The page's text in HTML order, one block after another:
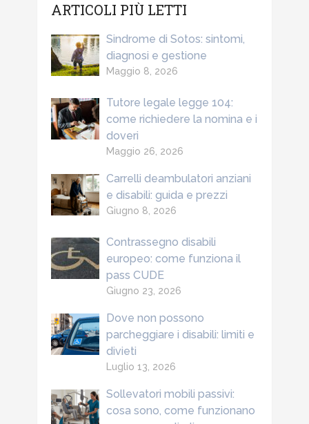
ARTICOLI PIÙ LETTI
Sindrome di Sotos: sintomi,
diagnosi e gestione
Maggio 8, 2026
Tutore legale legge 104:
come richiedere la nomina e i
doveri
Maggio 26, 2026
Carrelli deambulatori anziani
e disabili: guida e prezzi
Giugno 8, 2026
Contrassegno disabili
europeo: come funziona il
pass CUDE
Giugno 23, 2026
Dove non possono
parcheggiare i disabili: limiti e
divieti
Luglio 13, 2026
Sollevatori mobili passivi:
cosa sono, come funzionano